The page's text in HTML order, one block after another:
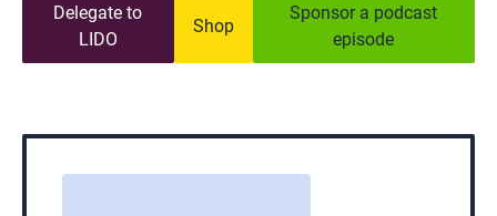
Delegate to
LIDO
Shop
Sponsor a podcast
episode